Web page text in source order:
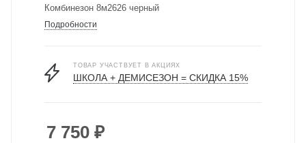
Комбинезон 8м2626 черный
Подробности
ТОВАР УЧАСТВУЕТ В АКЦИЯХ
ШКОЛА + ДЕМИСЕЗОН = СКИДКА 15%
7 750 ₽